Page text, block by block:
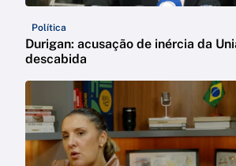
Política
Durigan: acusação de inércia da
descabida